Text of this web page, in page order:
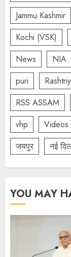
Jammu Kashmir
Kochi (VSK)
News
NIA
puri
RSS ASSAM
vhp
Videos
जयपुर
नई
YOU MAY